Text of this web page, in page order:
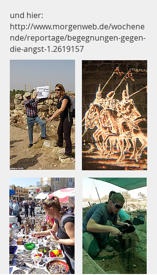
und hier:
http://www.morgenweb.de/wochene
nde/reportage/begegnungen-gegen-
die-angst-1.2619157